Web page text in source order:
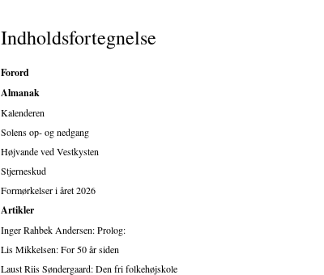
Indholdsfortegnelse
Forord
Almanak
Kalenderen
Solens op- og nedgang
Højvande ved Vestkysten
Stjerneskud
Formørkelser i året 2026
Artikler
Inger Rahbek Andersen: Prolog:
Lis Mikkelsen: For 50 år siden
Laust Riis Søndergaard: Den fri folkehøjskole